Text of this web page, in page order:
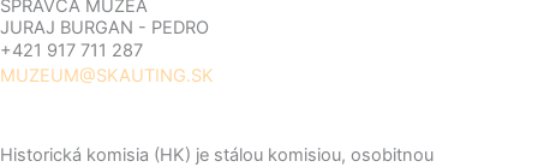
SPRÁVCA MÚZEA
JURAJ BURGAN - PEDRO
+421 917 711 287
MUZEUM@SKAUTING.SK
Historická komisia (HK) je stálou komisiou, osobitnou